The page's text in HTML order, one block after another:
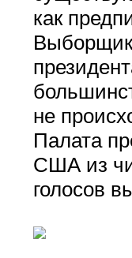
как
не
Палата
США из
голосов